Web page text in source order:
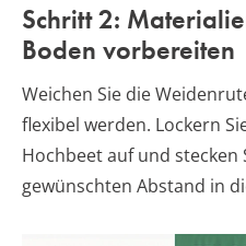
Schritt 2:
Boden vorbereiten
Weichen Sie die
flexibel werden. Lockern
Hochbeet auf und stecken
gewünschten Abstand in